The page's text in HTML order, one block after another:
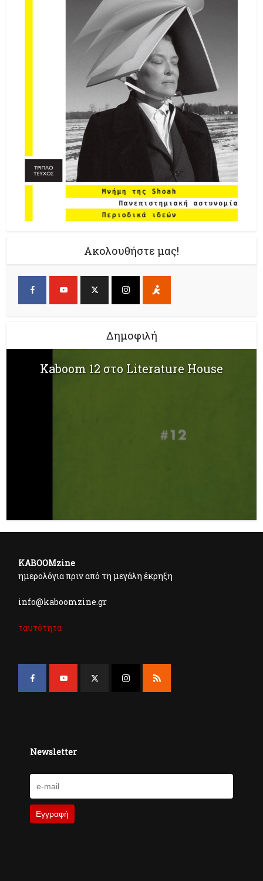
Ακολουθήστε μας!
Δημοφιλή
Kaboom 12 στο Literature House
KABOOMzine
ημερολόγια πριν από τη μεγάλη έκρηξη
info@kaboomzine.gr
ταυτότητα
Newsletter